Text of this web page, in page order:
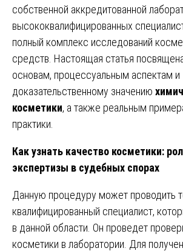
собственной аккредитованной
высококвалифицированных
полный комплекс исследований
средств. Настоящая статья
основам, процессуальным аспектам и
доказательственному значению
косметики, а также реальным
практики.
Как узнать качество косметики:
экспертизы в судебных спорах
Данную процедуру может проводить
квалифицированный специалист,
в данной области. Он проведет
косметики в лаборатории. Для